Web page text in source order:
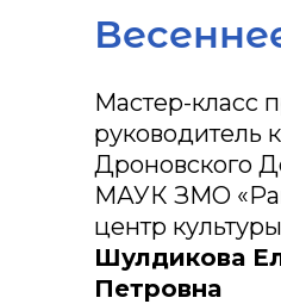
Мастер-класс
руководитель
Дроновского
МАУК ЗМО
центр
Шулдикова
Петровна